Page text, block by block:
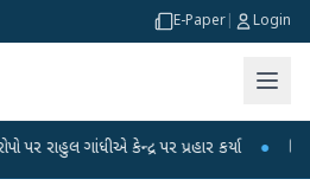
E-Paper Login
ગાંધીએ કેન્દ્ર પર પ્રહાર કર્યા ● હિંમતનગરમાં